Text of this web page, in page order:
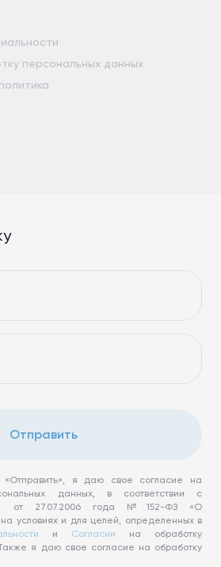
персональных данных
Отправить
я даю свое согласие на
данных, в соответствии с
от 27.07.2006 года №152-ФЗ «О
условиях и для целей, определенных в
и Согласии на обработку
я даю свое согласие на обработку